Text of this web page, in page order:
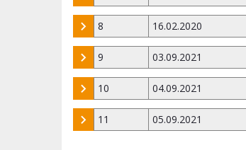
8 16.02.2020
9 03.09.2021
10 04.09.2021
11 05.09.2021